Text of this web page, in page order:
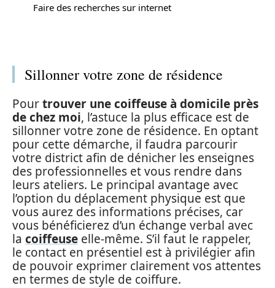
Faire des recherches sur internet
Sillonner votre zone de résidence
Pourtrouver une coiffeuse à domicile près
de chez moi, l’astuce la plus efficace est de
sillonner votre zone de résidence. En optant
pour cette démarche, il faudra parcourir
votre district afin de dénicher les enseignes
des professionnelles et vous rendre dans
leurs ateliers. Le principal avantage avec
l’option du déplacement physique est que
vous aurez des informations précises, car
vous bénéficierez d’un échange verbal avec
la coiffeuse elle-même. S’il faut le rappeler,
le contact en présentiel est à privilégier afin
de pouvoir exprimer clairement vos attentes
en termes de style de coiffure.